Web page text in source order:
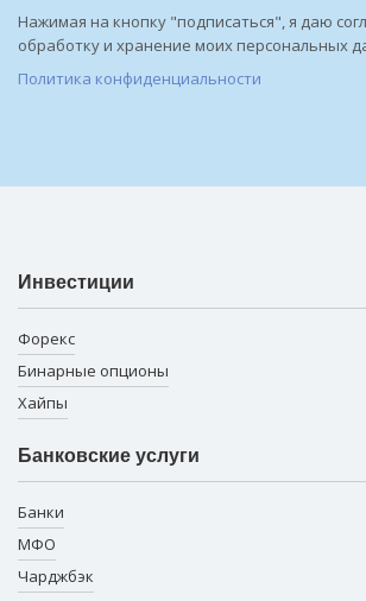
Нажимая на кнопку "подписаться", я даю
обработку и хранение моих персональных
Политика конфиденциальности
Инвестиции
Форекс
Бинарные опционы
Хайпы
Банковские услуги
Банки
МФО
Чарджбэк